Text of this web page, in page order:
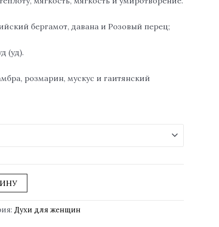
бергамот, давана и Розовый перец;
(уд).
розмарин, мускус и гаитянский
Духи для женщин